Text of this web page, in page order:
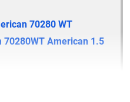
70280 WT
70280WT American 1.5